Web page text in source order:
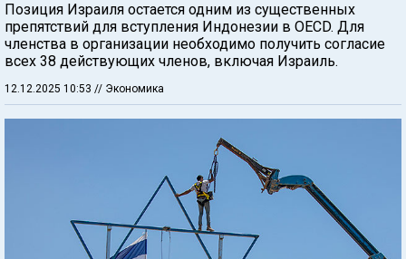
Позиция Израиля остается одним из существенных
препятствий для вступления Индонезии в OECD. Для
членства в организации необходимо получить согласие
всех 38 действующих членов, включая Израиль.
12.12.2025 10:53 // Экономика